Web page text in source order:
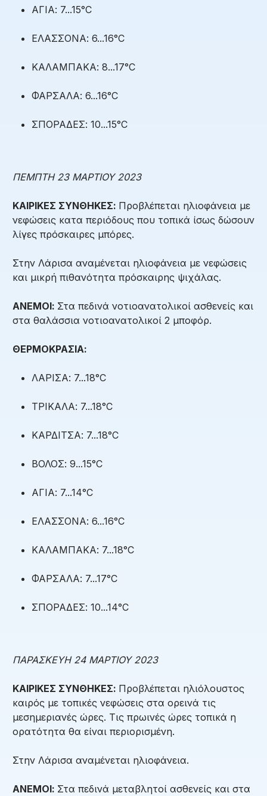
ΑΓΙΑ: 7...15°C
ΕΛΑΣΣΟΝΑ: 6...16°C
ΚΑΛΑΜΠΑΚΑ: 8...17°C
ΦΑΡΣΑΛΑ: 6...16°C
ΣΠΟΡΑΔΕΣ: 10...15°C
ΠΕΜΠΤΗ 23 ΜΑΡΤΙΟΥ 2023
ΚΑΙΡΙΚΕΣ ΣΥΝΘΗΚΕΣ: Προβλέπεται ηλιοφάνεια με
νεφώσεις κατα περιόδους που τοπικά ίσως δώσουν
λίγες πρόσκαιρες μπόρες.
Στην Λάρισα αναμένεται ηλιοφάνεια με νεφώσεις
και μικρή πιθανότητα πρόσκαιρης ψιχάλας.
ΑΝΕΜΟΙ: Στα πεδινά νοτιοανατολικοί ασθενείς και
στα θαλάσσια νοτιοανατολικοί 2 μποφόρ.
ΘΕΡΜΟΚΡΑΣΙΑ:
ΛΑΡΙΣΑ: 7...18°C
ΤΡΙΚΑΛΑ: 7...18°C
ΚΑΡΔΙΤΣΑ: 7...18°C
ΒΟΛΟΣ: 9...15°C
ΑΓΙΑ: 7...14°C
ΕΛΑΣΣΟΝΑ: 6...16°C
ΚΑΛΑΜΠΑΚΑ: 7...18°C
ΦΑΡΣΑΛΑ: 7...17°C
ΣΠΟΡΑΔΕΣ: 10...14°C
ΠΑΡΑΣΚΕΥΗ 24 ΜΑΡΤΙΟΥ 2023
ΚΑΙΡΙΚΕΣ ΣΥΝΘΗΚΕΣ: Προβλέπεται ηλιόλουστος
καιρός με τοπικές νεφώσεις στα ορεινά τις
μεσημεριανές ώρες. Τις πρωινές ώρες τοπικά η
ορατότητα θα είναι περιορισμένη.
Στην Λάρισα αναμένεται ηλιοφάνεια.
ΑΝΕΜΟΙ: Στα πεδινά μεταβλητοί ασθενείς και στα